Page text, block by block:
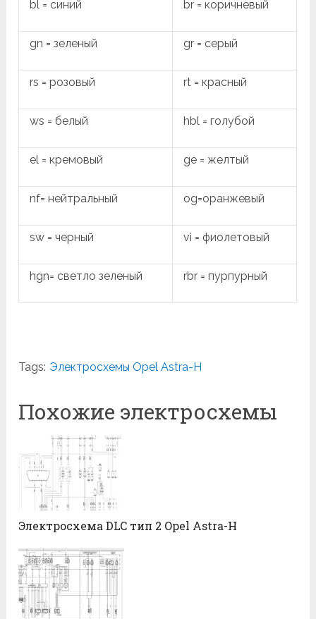
bl = синий br = коричневый
gn = зеленый gr = серый
rs = розовый rt = красный
ws = белый hbl = голубой
el = кремовый ge = желтый
nf= нейтральный og=оранжевый
sw = черный vi = фиолетовый
hgn= светло зеленый rbr = пурпурный
Tags: Электросхемы Opel Astra-H
Похожие электросхемы
Электросхема DLC тип 2 Opel Astra-H